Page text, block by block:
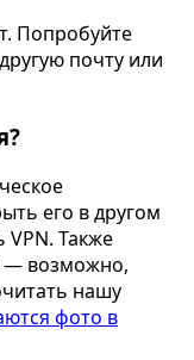
Попробуйте
почту или
его в другом
Также
— возможно,
нашу
фото в